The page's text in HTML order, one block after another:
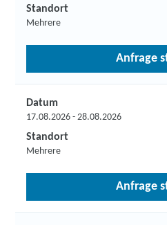
Standort
Mehrere
Anfrage
Datum
17.08.2026 - 28.08.2026
Standort
Mehrere
Anfrage